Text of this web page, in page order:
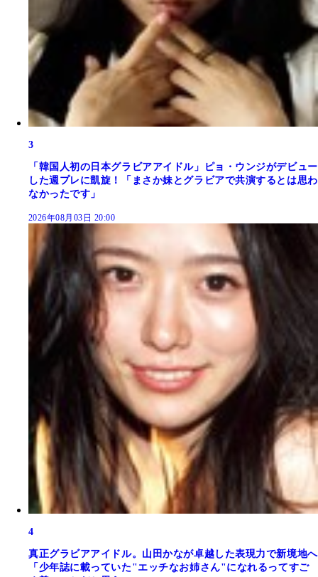
3
「韓国人初の日本グラビアアイドル」ピョ・ウンジがデビュー
した週プレに凱旋！「まさか妹とグラビアで共演するとは思わ
なかったです」
2026年08月03日 20:00
4
真正グラビアアイドル。山田かなが卓越した表現力で新境地へ
「少年誌に載っていた"エッチなお姉さん"になれるってすご